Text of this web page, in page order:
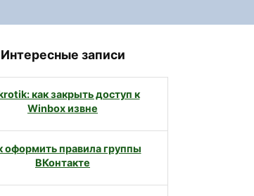
Интересные записи
как закрыть доступ к
Winbox извне
оформить правила группы
ВКонтакте